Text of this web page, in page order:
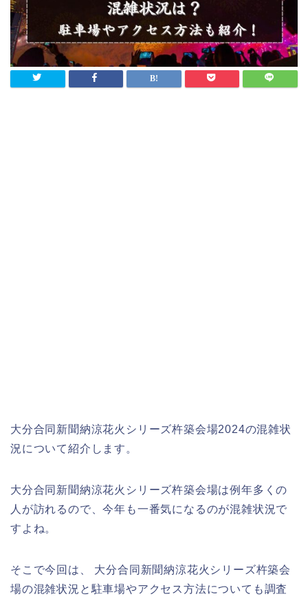
大分合同新聞納涼花火シリーズ杵築会場2024の混雑状
況について紹介します。
大分合同新聞納涼花火シリーズ杵築会場は例年多くの
人が訪れるので、今年も一番気になるのが混雑状況で
すよね。
そこで今回は、 大分合同新聞納涼花火シリーズ杵築会
場の混雑状況と駐車場やアクセス方法についても調査